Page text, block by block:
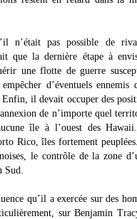
n’était pas possible de
que la dernière étape à
une flotte de guerre
d’éventuels ennemis
il devait occuper des
de n’importe quel
île à l’ouest des
Rico, îles fortement
le contrôle de la zone
Sud.
qu’il a exercée sur des
sur Benjamin